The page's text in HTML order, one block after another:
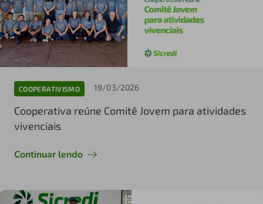
COOPERATIVISMO 19/03/2026
Cooperativa reúne Comitê Jovem para atividades
vivenciais
Continuar lendo